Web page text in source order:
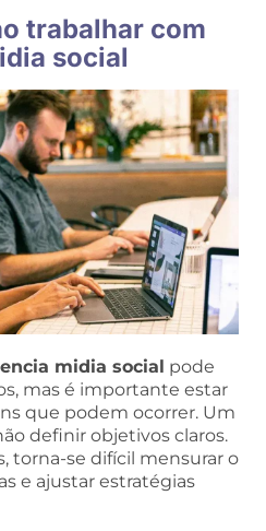
trabalhar com
social
midia social pode
mas é importante estar
que podem ocorrer. Um
definir objetivos claros.
torna-se difícil mensurar o
e ajustar estratégias